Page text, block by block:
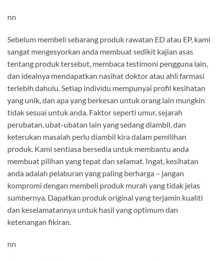
nn
Sebelum membeli sebarang produk rawatan ED atau EP, kami
sangat mengesyorkan anda membuat sedikit kajian asas
tentang produk tersebut, membaca testimoni pengguna lain,
dan idealnya mendapatkan nasihat doktor atau ahli farmasi
terlebih dahulu. Setiap individu mempunyai profil kesihatan
yang unik, dan apa yang berkesan untuk orang lain mungkin
tidak sesuai untuk anda. Faktor seperti umur, sejarah
perubatan, ubat-ubatan lain yang sedang diambil, dan
keterukan masalah perlu diambil kira dalam pemilihan
produk. Kami sentiasa bersedia untuk membantu anda
membuat pilihan yang tepat dan selamat. Ingat, kesihatan
anda adalah pelaburan yang paling berharga – jangan
kompromi dengan membeli produk murah yang tidak jelas
sumbernya. Dapatkan produk original yang terjamin kualiti
dan keselamatannya untuk hasil yang optimum dan
ketenangan fikiran.
nn